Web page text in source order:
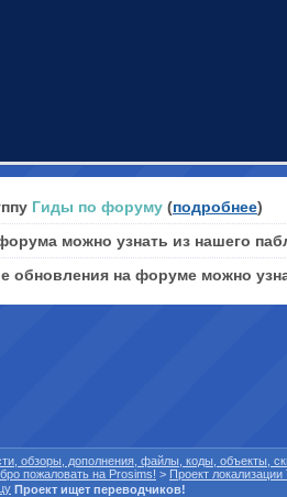
Гиды по форуму (подробнее)
можно узнать из нашего
обновления на форуме можно
обзоры, дополнения, файлы, коды, объекты,
пожаловать на Prosims! > Проект локализации
Проект ищет переводчиков!